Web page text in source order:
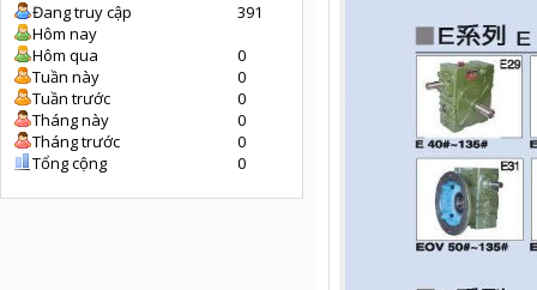
Đang truy cập
391
Hôm nay
Hôm qua
0
Tuần này
0
Tuần trước
0
Tháng này
0
Tháng trước
0
Tổng cộng
0